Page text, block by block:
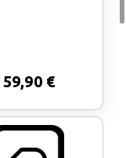
59,90 €